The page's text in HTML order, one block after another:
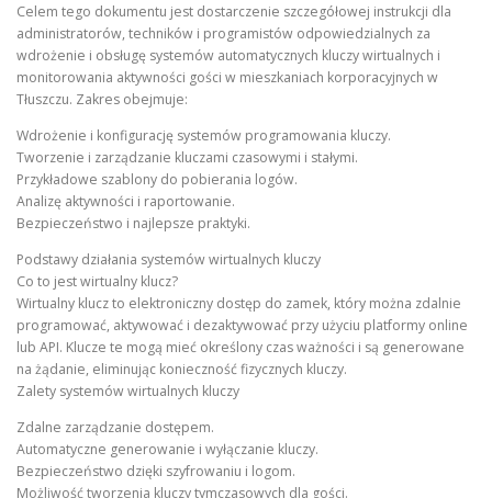
Celem tego dokumentu jest dostarczenie szczegółowej instrukcji dla
administratorów, techników i programistów odpowiedzialnych za
wdrożenie i obsługę systemów automatycznych kluczy wirtualnych i
monitorowania aktywności gości w mieszkaniach korporacyjnych w
Tłuszczu. Zakres obejmuje:
Wdrożenie i konfigurację systemów programowania kluczy.
Tworzenie i zarządzanie kluczami czasowymi i stałymi.
Przykładowe szablony do pobierania logów.
Analizę aktywności i raportowanie.
Bezpieczeństwo i najlepsze praktyki.
Podstawy działania systemów wirtualnych kluczy
Co to jest wirtualny klucz?
Wirtualny klucz to elektroniczny dostęp do zamek, który można zdalnie
programować, aktywować i dezaktywować przy użyciu platformy online
lub API. Klucze te mogą mieć określony czas ważności i są generowane
na żądanie, eliminując konieczność fizycznych kluczy.
Zalety systemów wirtualnych kluczy
Zdalne zarządzanie dostępem.
Automatyczne generowanie i wyłączanie kluczy.
Bezpieczeństwo dzięki szyfrowaniu i logom.
Możliwość tworzenia kluczy tymczasowych dla gości.